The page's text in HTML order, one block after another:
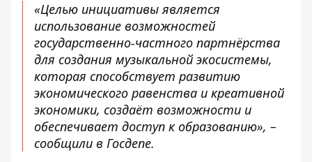
«Целью инициативы является
использование возможностей
государственно-частного партнёрства
для создания музыкальной экосистемы,
которая способствует развитию
экономического равенства и креативной
экономики, создаёт возможности и
обеспечивает доступ к образованию», –
сообщили в Госдепе.